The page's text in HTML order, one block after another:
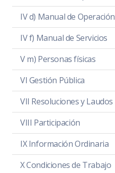
IV d) Manual de Operación
IV f) Manual de Servicios
V m) Personas físicas
VI Gestión Pública
VII Resoluciones y Laudos
VIII Participación
IX Información Ordinaria
X Condiciones de Trabajo